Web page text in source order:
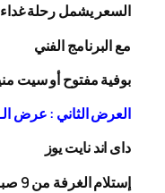
السعر يشمل رحلةغداء
مع البرنامج الفني
بوفية مفتوح أو سيت
العرض الثاني : عرض الـ 12
داى اند نايت يوز
إستلام الغرفة من 9 صباحا